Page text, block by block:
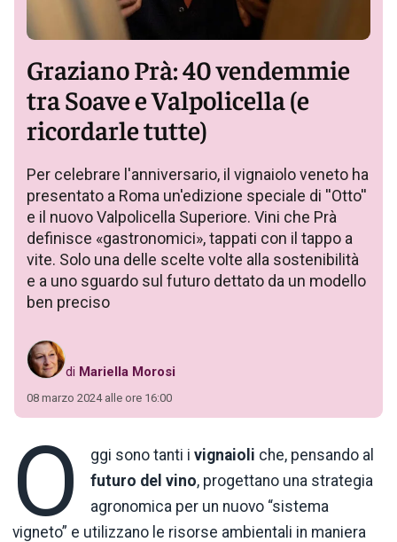
Graziano Prà: 40 vendemmie
tra Soave e Valpolicella (e
ricordarle tutte)
Per celebrare l'anniversario, il vignaiolo veneto ha
presentato a Roma un'edizione speciale di ''Otto''
e il nuovo Valpolicella Superiore. Vini che Prà
definisce «gastronomici», tappati con il tappo a
vite. Solo una delle scelte volte alla sostenibilità
e a uno sguardo sul futuro dettato da un modello
ben preciso
di Mariella Morosi
08 marzo 2024 alle ore 16:00
O ggi sono tanti ivignaioli che, pensando al
futuro del vino, progettano una strategia
agronomica per un nuovo “sistema
vigneto” e utilizzano le risorse ambientali in maniera